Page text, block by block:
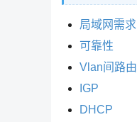
局域网需求
可靠性
Vlan间路由
IGP
DHCP